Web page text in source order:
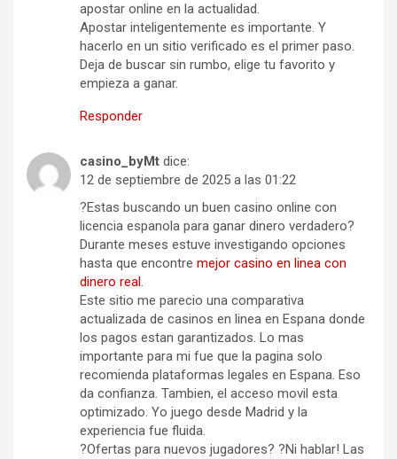
apostar online en la actualidad.
Apostar inteligentemente es importante. Y
hacerlo en un sitio verificado es el primer paso.
Deja de buscar sin rumbo, elige tu favorito y
empieza a ganar.
Responder
casino_byMt dice:
12 de septiembre de 2025 a las 01:22
?Estas buscando un buen casino online con
licencia espanola para ganar dinero verdadero?
Durante meses estuve investigando opciones
hasta que encontre mejor casino en linea con
dinero real.
Este sitio me parecio una comparativa
actualizada de casinos en linea en Espana donde
los pagos estan garantizados. Lo mas
importante para mi fue que la pagina solo
recomienda plataformas legales en Espana. Eso
da confianza. Tambien, el acceso movil esta
optimizado. Yo juego desde Madrid y la
experiencia fue fluida.
?Ofertas para nuevos jugadores? ?Ni hablar! Las